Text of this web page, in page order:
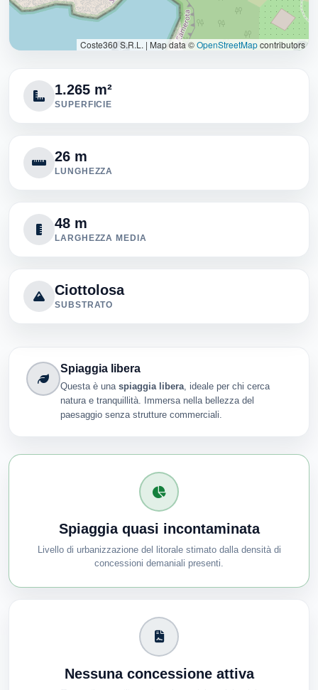
Coste360 S.R.L. | Map data ©OpenStreetMapcontributors
1.265 m²
SUPERFICIE
26 m
LUNGHEZZA
48 m
LARGHEZZA MEDIA
Ciottolosa
SUBSTRATO
Spiaggia libera
Questa è una spiaggia libera, ideale per chi cerca
natura e tranquillità. Immersa nella bellezza del
paesaggio senza strutture commerciali.
Spiaggia quasi incontaminata
Livello di urbanizzazione del litorale stimato dalla densità di
concessioni demaniali presenti.
Nessuna concessione attiva